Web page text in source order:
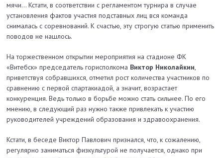
мячи… Кстати, в соответствии с регламентом турнира в случае
установления фактов участия подставных лиц вся команда
снималась с соревнований. К счастью, эту строгую статью применить
поводов не нашлось.
На торжественном открытии мероприятия на стадионе ФК
«Витебск» председатель горисполкома Виктор Николайкин,
приветствуя собравшихся, отметил рост количества участников по
сравнению с первой спартакиадой, а значит, возрастает
конкуренция. Ведь только в борьбе можно стать сильнее. По его
мнению, в следующий раз нужно также привлекать к участию
руководителей учреждений образования и здравоохранения.
Кстати, в беседе Виктор Павлович признался, что, к сожалению,
регулярно заниматься физкультурой не получается, однако при